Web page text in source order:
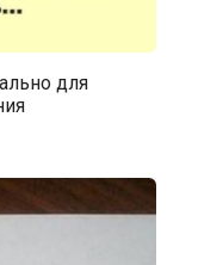
для